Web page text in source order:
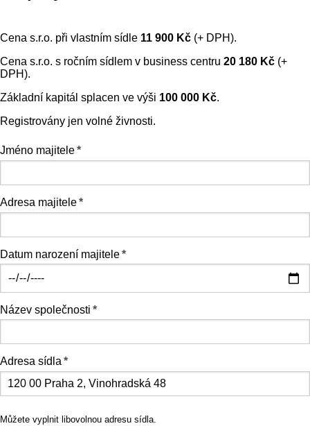
Cena s.r.o. při vlastním sídle 11 900 Kč (+ DPH).
Cena s.r.o. s ročním sídlem v business centru 20 180 Kč (+
DPH).
Základní kapitál splacen ve výši 100 000 Kč.
Registrovány jen volné živnosti.
Jméno majitele*
Adresa majitele*
Datum narození majitele*
Název společnosti *
Adresa sídla *
Můžete vyplnit libovolnou adresu sídla.